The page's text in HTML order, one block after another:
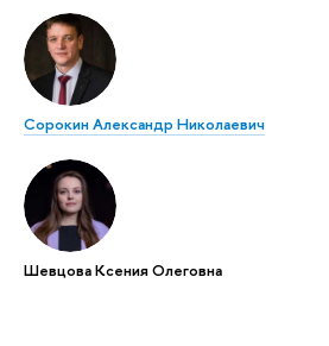
Сорокин Александр Николаевич
Шевцова Ксения Олеговна